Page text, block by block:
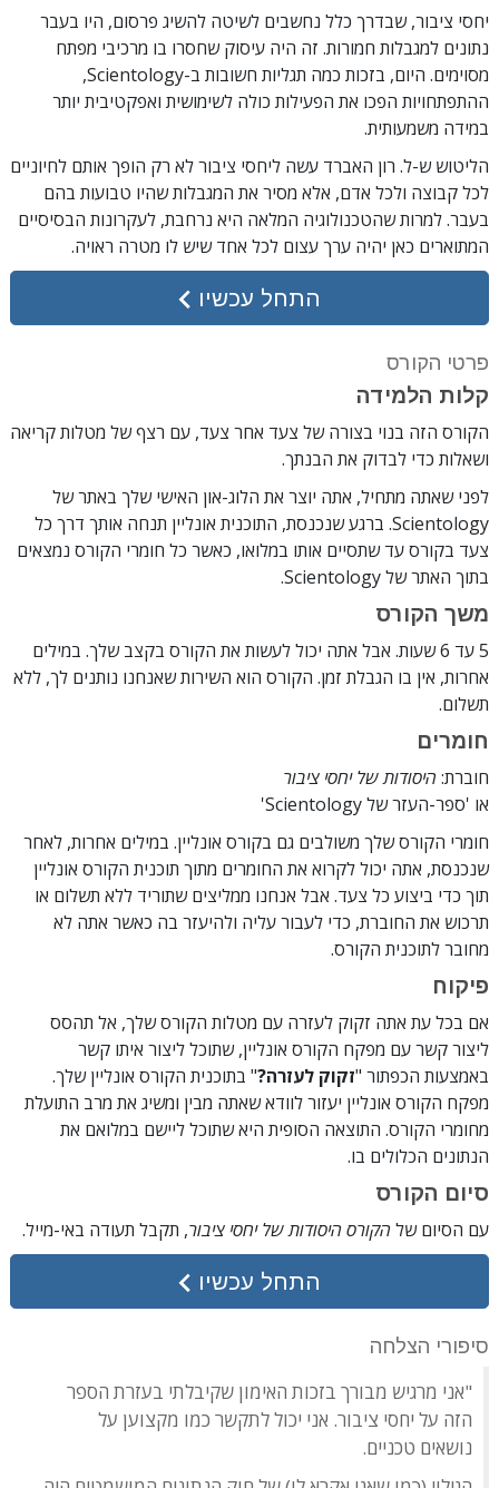
יחסי ציבור, שבדרך כלל נחשבים לשיטה להשיג פרסום, היו בעבר
נתונים למגבלות חמורות. זה היה עיסוק שחסרו בו מרכיבי מפתח
מסוימים. היום, בזכות כמה תגליות חשובות ב-Scientology,
ההתפתחויות הפכו את הפעילות כולה לשימושית ואפקטיבית יותר
במידה משמעותית.
הליטוש ש-ל. רון האברד עשה ליחסי ציבור לא רק הופך אותם לחיוניים
לכל קבוצה ולכל אדם, אלא מסיר את המגבלות שהיו טבועות בהם
בעבר. למרות שהטכנולוגיה המלאה היא נרחבת, לעקרונות הבסיסיים
המתוארים כאן יהיה ערך עצום לכל אחד שיש לו מטרה ראויה.
התחל עכשיו
פרטי הקורס
קלות הלמידה
הקורס הזה בנוי בצורה של צעד אחר צעד, עם רצף של מטלות קריאה
ושאלות כדי לבדוק את הבנתך.
לפני שאתה מתחיל, אתה יוצר את הלוג-און האישי שלך באתר של
Scientology. ברגע שנכנסת, התוכנית אונליין תנחה אותך דרך כל
צעד בקורס עד שתסיים אותו במלואו, כאשר כל חומרי הקורס נמצאים
בתוך האתר של Scientology.
משך הקורס
5 עד 6 שעות. אבל אתה יכול לעשות את הקורס בקצב שלך. במילים
אחרות, אין בו הגבלת זמן. הקורס הוא השירות שאנחנו נותנים לך, ללא
תשלום.
חומרים
חוברת:היסודות של יחסי ציבור
או 'ספר-העזר של Scientology'
חומרי הקורס שלך משולבים גם בקורס אונליין. במילים אחרות, לאחר
שנכנסת, אתה יכול לקרוא את החומרים מתוך תוכנית הקורס אונליין
תוך כדי ביצוע כל צעד. אבל אנחנו ממליצים שתוריד ללא תשלום או
תרכוש את החוברת, כדי לעבור עליה ולהיעזר בה כאשר אתה לא
מחובר לתוכנית הקורס.
פיקוח
אם בכל עת אתה זקוק לעזרה עם מטלות הקורס שלך, אל תהסס
ליצור קשר עם מפקח הקורס אונליין, שתוכל ליצור איתו קשר
באמצעות הכפתור "זקוק לעזרה?" בתוכנית הקורס אונליין שלך.
מפקח הקורס אונליין יעזור לוודא שאתה מבין ומשיג את מרב התועלת
מחומרי הקורס. התוצאה הסופית היא שתוכל ליישם במלואם את
הנתונים הכלולים בו.
סיום הקורס
עם הסיום שלהקורס היסודות של יחסי ציבור, תקבל תעודה באי-מייל.
התחל עכשיו
סיפורי הצלחה
"אני מרגיש מבורך בזכות האימון שקיבלתי בעזרת הספר
הזה על יחסי ציבור. אני יכול לתקשר כמו מקצוען על
נושאים טכניים.